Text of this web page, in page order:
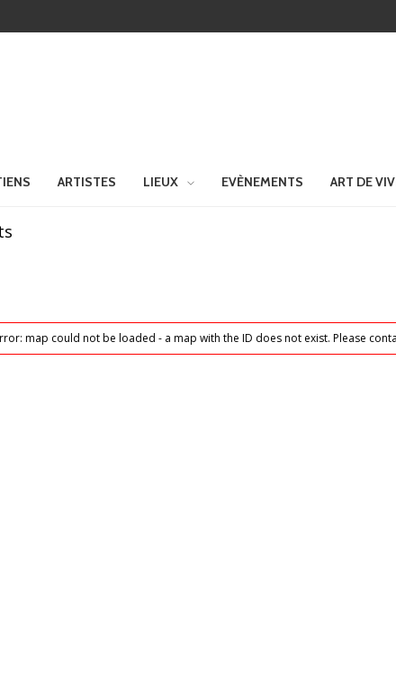
ARTISTES LIEUX EVÈNEMENTS ART DE
map could not be loaded - a map with the ID does not exist. Please